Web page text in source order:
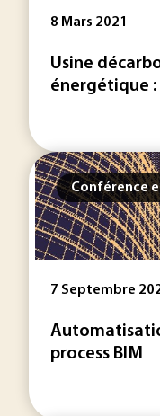
8 Mars 2021
Usine
énergétique :
Conférence
7 Septembre
process BIM